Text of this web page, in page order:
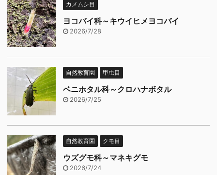
カメムシ目
ヨコバイ科～キウイヒメヨコバイ
2026/7/28
自然教育園 甲虫目
ベニホタル科～クロハナボタル
2026/7/25
自然教育園 クモ目
ウズグモ科～マネキグモ
2026/7/24